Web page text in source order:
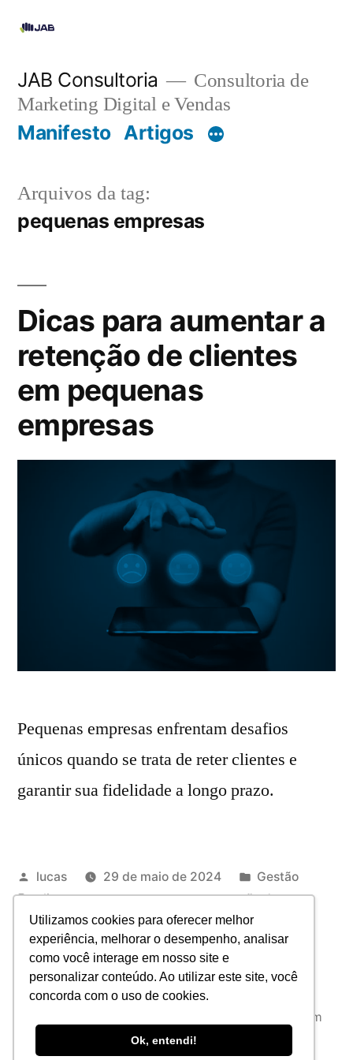
Utilizamos cookies para oferecer melhor
experiência, melhorar o desempenho, analisar
como você interage em nosso site e
personalizar conteúdo. Ao utilizar este site, você
concorda com o uso de cookies.
Ok, entendi!
JAB Consultoria
Consultoria de
Marketing Digital e Vendas
Manifesto Artigos
Arquivos da tag:
pequenas empresas
Dicas para aumentar a
retenção de clientes
em pequenas
empresas
Pequenas empresas enfrentam desafios
únicos quando se trata de reter clientes e
garantir sua fidelidade a longo prazo.
lucas 29 de maio de 2024
Gestão
cliente,pequenas empresas,retenção de
clientes
Deixe um comentário
Orgulhosamente desenvolvido com
Política de privacidade